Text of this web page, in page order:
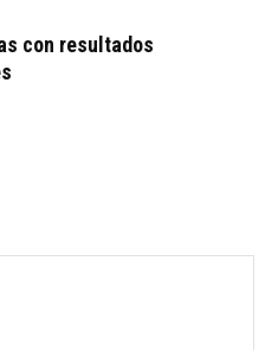
con resultados